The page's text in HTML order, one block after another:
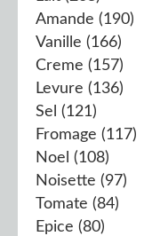
Amande (190)
Vanille (166)
Creme (157)
Levure (136)
Sel (121)
Fromage (117)
Noel (108)
Noisette (97)
Tomate (84)
Epice (80)